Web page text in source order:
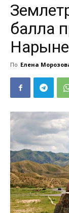
балла
Нарыне
По Елена